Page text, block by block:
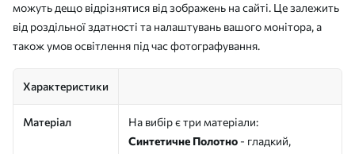
можуть дещо відрізнятися від зображень на сайті. Це залежить
від роздільної здатності та налаштувань вашого монітора, а
також умов освітлення під час фотографування.
Характеристики
Матеріал
На вибір є три матеріали:
Синтетичне Полотно - гладкий,